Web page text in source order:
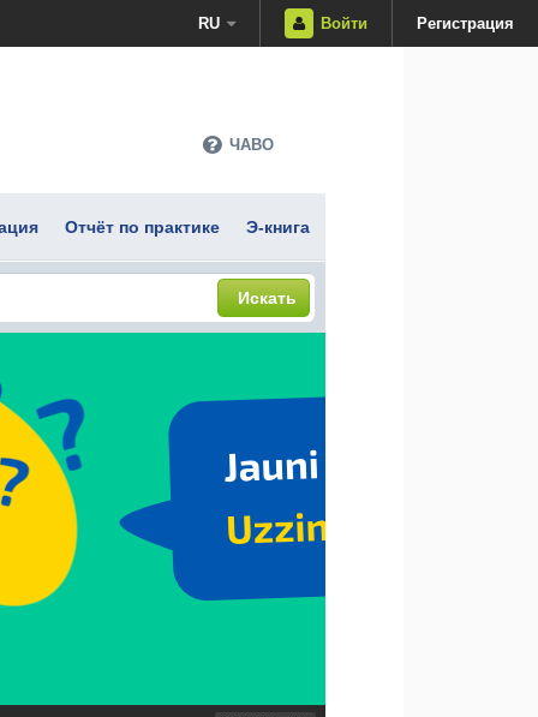
RU Войти Регистрация
ЧАВО
Отчёт по практике Э-книга
Искать